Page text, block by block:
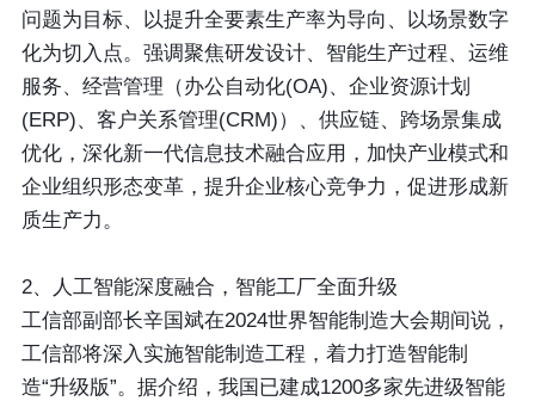
问题为目标、以提升全要素生产率为导向、以场景数字
化为切入点。强调聚焦研发设计、智能生产过程、运维
服务、经营管理（办公自动化(OA)、企业资源计划
(ERP)、客户关系管理(CRM)）、供应链、跨场景集成
优化，深化新一代信息技术融合应用，加快产业模式和
企业组织形态变革，提升企业核心竞争力，促进形成新
质生产力。
2、人工智能深度融合，智能工厂全面升级
工信部副部长辛国斌在2024世界智能制造大会期间说，
工信部将深入实施智能制造工程，着力打造智能制
造“升级版”。据介绍，我国已建成1200多家先进级智能